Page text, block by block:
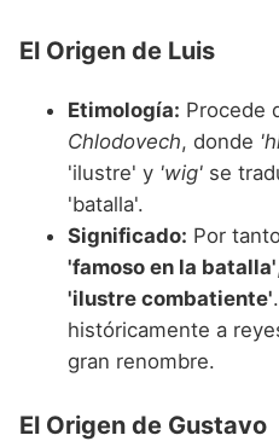
El Origen de Luis
Etimología: Procede
Chlodovech, donde
'ilustre' y 'wig' se
'batalla'.
Significado: Por
'famoso en la batalla'
'ilustre combatiente'
históricamente a
gran renombre.
El Origen de Gustavo